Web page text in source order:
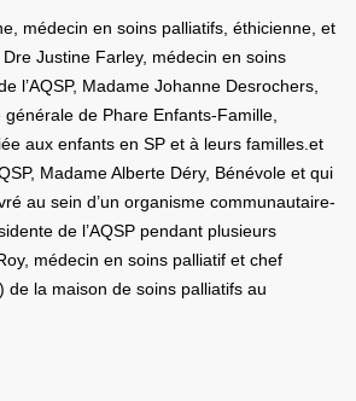
médecin en soins palliatifs, éthicienne, et
Dre Justine Farley, médecin en soins
l’AQSP, Madame Johanne Desrochers,
de Phare Enfants-Famille,
aux enfants en SP et à leurs familles.et
Madame Alberte Déry, Bénévole et qui
au sein d’un organisme communautaire-
de l’AQSP pendant plusieurs
médecin en soins palliatif et chef
de la maison de soins palliatifs au